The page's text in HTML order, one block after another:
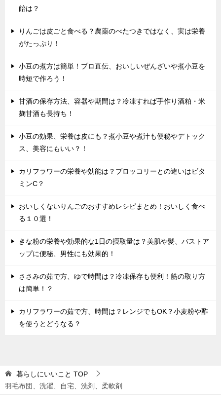
飴は？
りんごは皮ごと食べる？農薬のべたつきではなく、実は栄養
がたっぷり！
小豆の煮方は簡単！プロ直伝、おいしいぜんざいや煮小豆を
時短で作ろう！
甘酒の保存方法、容器や期間は？冷凍すれば手作り酒粕・米
麹甘酒も長持ち！
小豆の効果、栄養は皮にも？煮小豆や煮汁も便秘やデトック
ス、美容にもいい？！
カリフラワーの栄養や効能は？ブロッコリーとの違いはビタ
ミンC？
おいしくないりんごのおすすめレシピまとめ！おいしく食べ
る１０選！
きな粉の栄養や効果的な1日の摂取量は？美肌や髪、バストア
ップに便秘、男性にも効果的！
ささみの茹で方、ゆで時間は？冷凍保存も便利！筋の取り方
は簡単！？
カリフラワーの茹で方、時間は？レンジでもOK？小麦粉や酢
を使うとどうなる？
暮らしにいいこと TOP
羽毛布団、洗濯、自宅、洗剤、柔軟剤